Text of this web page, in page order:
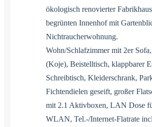
ökologisch renovierter
begrünten Innenhof mit
Nichtraucherwohnung.
Wohn/Schlafzimmer mit 2er
(Koje), Beistelltisch, klappbarer
Schreibtisch, Kleiderschrank,
Fichtendielen geseift, großer
mit 2.1 Aktivboxen, LAN Dose
WLAN, Tel.-/Internet-Flatrate